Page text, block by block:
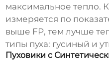
максимальное тепло.
измеряется по
выше FP, тем лучше
типы пуха: гусиный и
Пуховики с